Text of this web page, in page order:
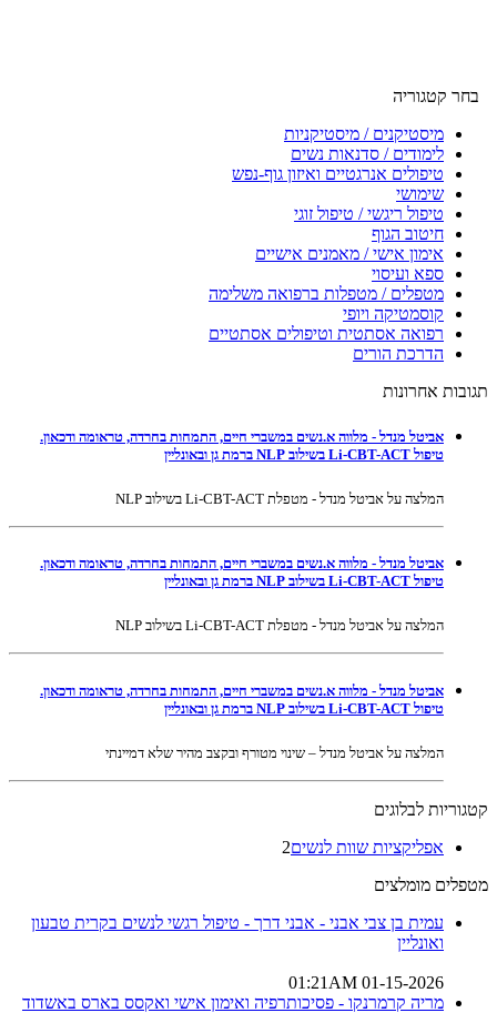
בחר קטגוריה
מיסטיקנים / מיסטיקניות
לימודים / סדנאות נשים
טיפולים אנרגטיים ואיזון גוף-נפש
שימושי
טיפול ריגשי / טיפול זוגי
חיטוב הגוף
אימון אישי / מאמנים אישיים
ספא ועיסוי
מטפלים / מטפלות ברפואה משלימה
קוסמטיקה ויופי
רפואה אסתטית וטיפולים אסתטיים
הדרכת הורים
תגובות אחרונות
אביטל מנדל - מלווה א.נשים במשברי חיים, התמחות בחרדה, טראומה ודכאון.
טיפול Li-CBT-ACT בשילוב NLP ברמת גן ובאונליין
המלצה על אביטל מנדל - מטפלת Li-CBT-ACT בשילוב NLP
אביטל מנדל - מלווה א.נשים במשברי חיים, התמחות בחרדה, טראומה ודכאון.
טיפול Li-CBT-ACT בשילוב NLP ברמת גן ובאונליין
המלצה על אביטל מנדל - מטפלת Li-CBT-ACT בשילוב NLP
אביטל מנדל - מלווה א.נשים במשברי חיים, התמחות בחרדה, טראומה ודכאון.
טיפול Li-CBT-ACT בשילוב NLP ברמת גן ובאונליין
המלצה על אביטל מנדל – שינוי מטורף ובקצב מהיר שלא דמיינתי
קטגוריות לבלוגים
אפליקציות שוות לנשים2
מטפלים מומלצים
עמית בן צבי אבני - אבני דרך - טיפול רגשי לנשים בקרית טבעון
ואונליין
01-15-2026 01:21AM
מריה קרמרנקו - פסיכותרפיה ואימון אישי ואקסס בארס באשדוד